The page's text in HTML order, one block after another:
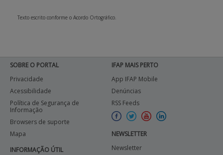
Texto escrito conforme o Acordo Ortográfico.
SOBRE O PORTAL
Privacidade
Acessibilidade
Política de Segurança de
Informação
Browsers de suporte
Mapa
INFORMAÇÃO ÚTIL
IFAP MAIS PERTO
App IFAP Mobile
Denúncias
RSS Feeds
NEWSLETTER
Newsletter